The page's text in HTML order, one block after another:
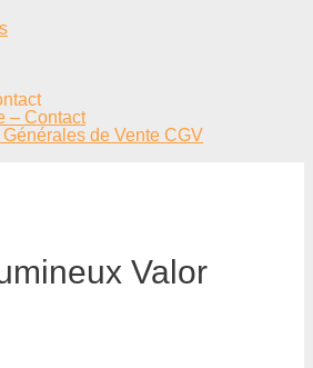
– Contact
de Vente CGV
Valor